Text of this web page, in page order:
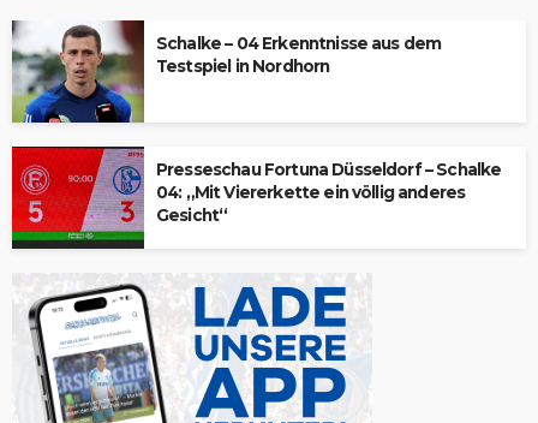
Schalke – 04 Erkenntnisse aus dem
Testspiel in Nordhorn
Presseschau Fortuna Düsseldorf – Schalke
04: „Mit Viererkette ein völlig anderes
Gesicht“